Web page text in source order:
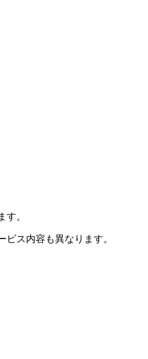
。
ス内容も異なります。